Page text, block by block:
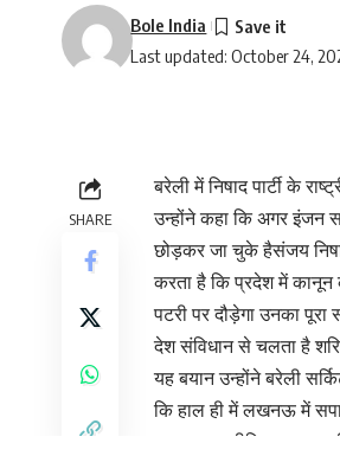
Last updated: October 24,
Bole India
SHARE
बरेली में निषाद पार्टी के
उन्होंने कहा कि अगर इंजन
छोड़कर जा चुके हैसंजय
करता है कि प्रदेश में कानून
पटरी पर दौड़ेगा उनका
देश संविधान से चलता है
यह बयान उन्होंने बरेली
कि हाल ही में लखनऊ में
पर अब राजनीतिक